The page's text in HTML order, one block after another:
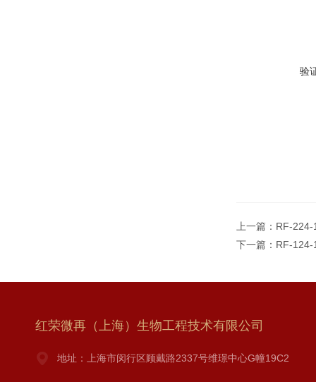
验
上一篇： RF-224-
下一篇： RF-124-
红荣微再（上海）生物工程技术有限公司
地址：上海市闵行区顾戴路2337号维璟中心G幢19C2